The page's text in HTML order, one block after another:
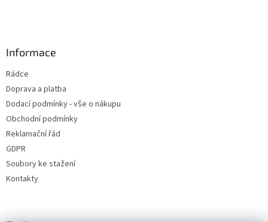
Informace
Rádce
Doprava a platba
Dodací podmínky - vše o nákupu
Obchodní podmínky
Reklamační řád
GDPR
Soubory ke stažení
Kontakty